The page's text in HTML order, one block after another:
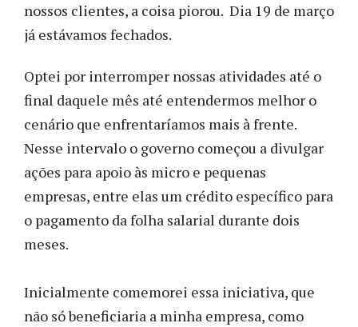
nossos clientes, a coisa piorou. Dia 19 de março
já estávamos fechados.
Optei por interromper nossas atividades até o
final daquele mês até entendermos melhor o
cenário que enfrentaríamos mais à frente.
Nesse intervalo o governo começou a divulgar
ações para apoio às micro e pequenas
empresas, entre elas um crédito específico para
o pagamento da folha salarial durante dois
meses.
Inicialmente comemorei essa iniciativa, que
não só beneficiaria a minha empresa, como